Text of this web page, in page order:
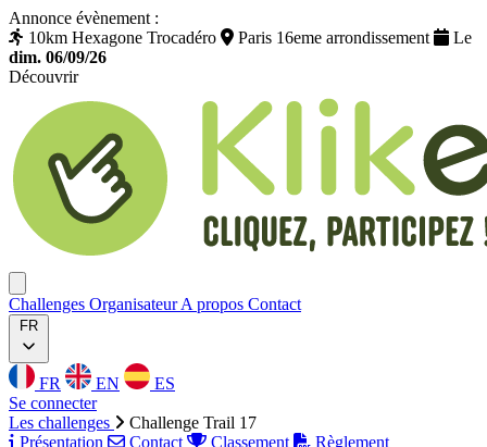
Annonce évènement :
10km Hexagone Trocadéro
Paris 16eme arrondissement
Le
dim. 06/09/26
Découvrir
Challenges OrganisateurA propos Contact
FR
FR EN
ES
Se connecter
Les challenges
Challenge Trail 17
Présentation
Contact Classement Règlement